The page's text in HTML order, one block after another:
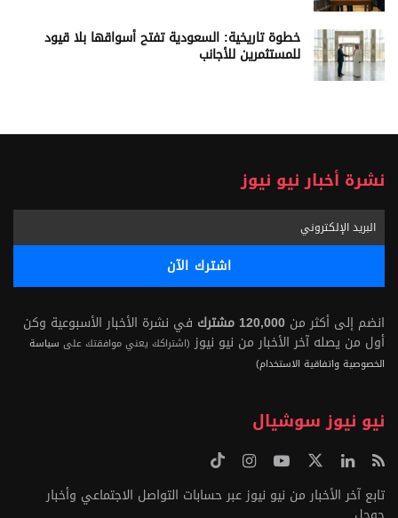
خطوة تاريخية: السعودية تفتح أسواقها بلا قيود
للمستثمرين للأجانب
نشرة أخبار نيو نيوز
انضم إلى أكثر من 120,000 مشترك
في نشرة الأخبار الأسبوعية وكن
أول من يصله آخر الأخبار من نيو نيوز (اشتراكك يعني موافقتك على سياسة
الخصوصية واتفاقية الاستخدام)
نيو نيوز سوشيال
تابع آخر الأخبار من نيو نيوز عبر حسابات التواصل الاجتماعي وأخبار